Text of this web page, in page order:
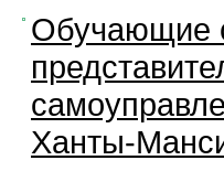
Обучающие
Ханты-